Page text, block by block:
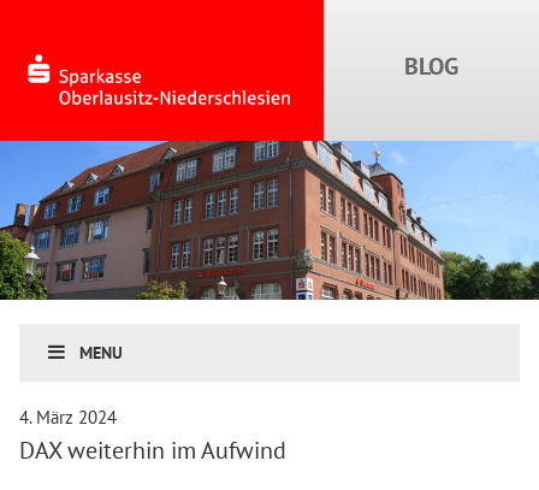
MENU
4. März 2024
DAX weiterhin im Aufwind